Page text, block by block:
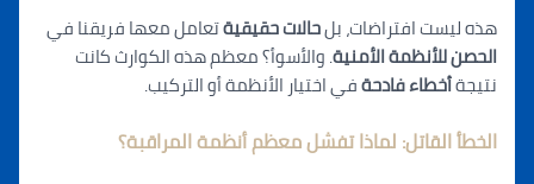
هليست افتراضات، بلحالات حقيقيةتعامل معها فريقنا في
الحصن للأنظمة الأمنية. والأسوأ؟ معظم هذه الكوارث كانت
نتيجةأخطاء فادحةفي اختيار الأنظمة أو التركيب.
الخطأ القاتل: لماذا تفشل معظم أنظمة المراقبة؟